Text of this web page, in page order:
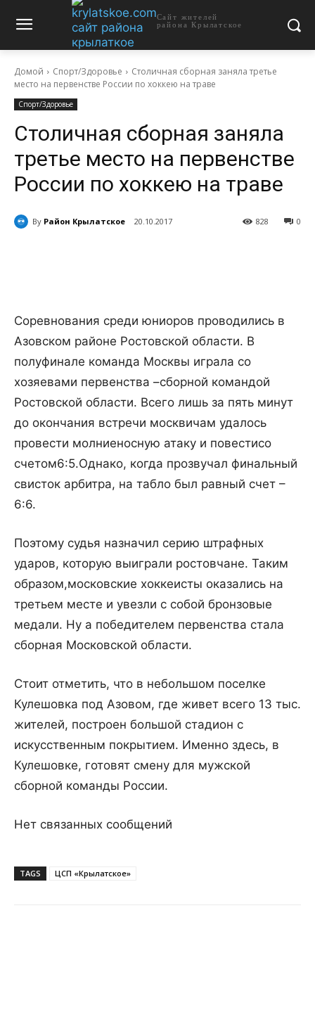
Сайт жителей
района Крылатское
Домой Спорт/Здоровье
Столичная сборная заняла третье
место на первенстве России по хоккею на траве
Спорт/Здоровье
Столичная сборная заняла
третье место на первенстве
России по хоккею на траве
By Район Крылатское 20.10.2017 0
828
Соревнования среди юниоров проводились в
Азовском районе Ростовской области. В
полуфинале команда Москвы играла со
хозяевами первенства –сборной командой
Ростовской области. Всего лишь за пять минут
до окончания встречи москвичам удалось
провести молниеносную атаку и повестисо
счетом6:5.Однако, когда прозвучал финальный
свисток арбитра, на табло был равный счет –
6:6.
Поэтому судья назначил серию штрафных
ударов, которую выиграли ростовчане. Таким
образом,московские хоккеисты оказались на
третьем месте и увезли с собой бронзовые
медали. Ну а победителем первенства стала
сборная Московской области.
Стоит отметить, что в небольшом поселке
Кулешовка под Азовом, где живет всего 13 тыс.
жителей, построен большой стадион с
искусственным покрытием. Именно здесь, в
Кулешовке, готовят смену для мужской
сборной команды России.
Нет связанных сообщений
TAGS ЦСП «Крылатское»